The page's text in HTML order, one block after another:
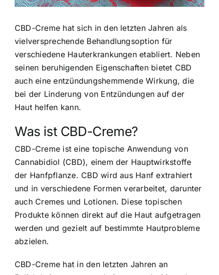
CBD-Creme hat sich in den letzten Jahren als
vielversprechende Behandlungsoption für
verschiedene Hauterkrankungen etabliert. Neben
seinen beruhigenden Eigenschaften bietet CBD
auch eine entzündungshemmende Wirkung, die
bei der Linderung von Entzündungen auf der
Haut helfen kann.
Was ist CBD-Creme?
CBD-Creme ist eine topische Anwendung von
Cannabidiol (CBD), einem der Hauptwirkstoffe
der Hanfpflanze. CBD wird aus Hanf extrahiert
und in verschiedene Formen verarbeitet, darunter
auch Cremes und Lotionen. Diese topischen
Produkte können direkt auf die Haut aufgetragen
werden und gezielt auf bestimmte Hautprobleme
abzielen.
CBD-Creme hat in den letzten Jahren an